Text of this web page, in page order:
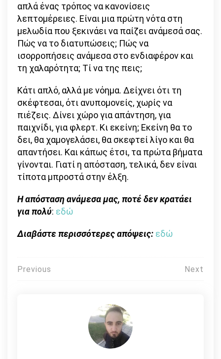
απλά ένας τρόπος να κανονίσεις
λεπτομέρειες. Είναι μια πρώτη νότα στη
μελωδία που ξεκινάει να παίζει ανάμεσά σας.
Πώς να το διατυπώσεις; Πώς να
ισορροπήσεις ανάμεσα στο ενδιαφέρον και
τη χαλαρότητα; Τί να της πεις;
Κάτι απλό, αλλά με νόημα. Δείχνει ότι τη
σκέφτεσαι, ότι ανυπομονείς, χωρίς να
πιέζεις. Δίνει χώρο για απάντηση, για
παιχνίδι, για φλερτ. Κι εκείνη; Εκείνη θα το
δει, θα χαμογελάσει, θα σκεφτεί λίγο και θα
απαντήσει. Και κάπως έτσι, τα πρώτα βήματα
γίνονται. Γιατί η απόσταση, τελικά, δεν είναι
τίποτα μπροστά στην έλξη.
Η απόσταση ανάμεσα μας, ποτέ δεν κρατάει
για πολύ: εδώ
Διαβάστε περισσότερες απόψεις: εδώ
Πλοήγηση
Previous Next